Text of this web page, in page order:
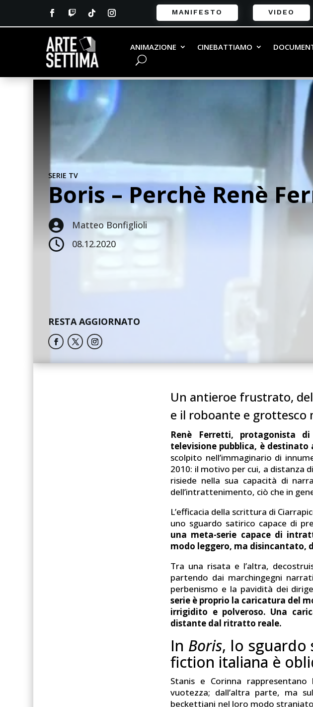
MANIFESTO VIDEO
ANIMAZIONE CINEBATTIAMO
SERIE TV
Boris – Perchè Renè
 Matteo Bonfiglioli
 08.12.2020
RESTA AGGIORNATO
Un antieroe frustrato,
e il roboante e grottesco
Renè Ferretti, protagonista di
televisione pubblica, è destinato
scolpito nell’immaginario di
2010: il motivo per cui, a distanza
risiede nella sua capacità di
dell’intrattenimento, ciò che in
L’efficacia della scrittura di
uno sguardo satirico capace di
una meta-serie capace di
modo leggero, ma disincantato,
Tra una risata e l’altra,
partendo dai marchingegni
perbenismo e la pavidità dei
serie è proprio la caricatura del
irrigidito e polveroso. Una
distante dal ritratto reale.
In Boris, lo sguardo
fiction italiana è
Stanis e Corinna
vuotezza; dall’altra parte, ma
beckettiani nel loro modo